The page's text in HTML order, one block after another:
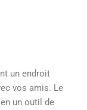
un endroit
vos amis. Le
un outil de